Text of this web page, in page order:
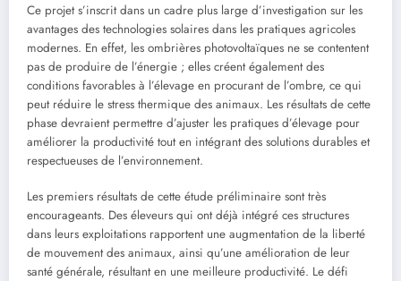
Ce projet s’inscrit dans un cadre plus large d’investigation sur les
avantages des technologies solaires dans les pratiques agricoles
modernes. En effet, les ombrières photovoltaïques ne se contentent
pas de produire de l’énergie ; elles créent également des
conditions favorables à l’élevage en procurant de l’ombre, ce qui
peut réduire le stress thermique des animaux. Les résultats de cette
phase devraient permettre d’ajuster les pratiques d’élevage pour
améliorer la productivité tout en intégrant des solutions durables et
respectueuses de l’environnement.
Les premiers résultats de cette étude préliminaire sont très
encourageants. Des éleveurs qui ont déjà intégré ces structures
dans leurs exploitations rapportent une augmentation de la liberté
de mouvement des animaux, ainsi qu’une amélioration de leur
santé générale, résultant en une meilleure productivité. Le défi